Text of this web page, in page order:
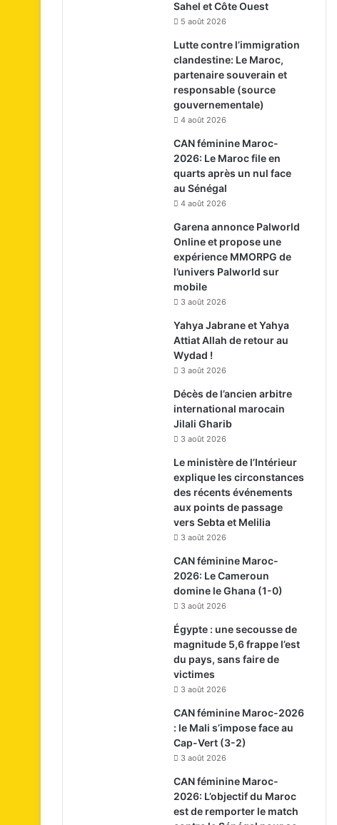
Sahel et Côte Ouest
5 août 2026
Lutte contre l’immigration
clandestine: Le Maroc,
partenaire souverain et
responsable (source
gouvernementale)
4 août 2026
CAN féminine Maroc-
2026: Le Maroc file en
quarts après un nul face
au Sénégal
4 août 2026
Garena annonce Palworld
Online et propose une
expérience MMORPG de
l’univers Palworld sur
mobile
3 août 2026
Yahya Jabrane et Yahya
Attiat Allah de retour au
Wydad !
3 août 2026
Décès de l’ancien arbitre
international marocain
Jilali Gharib
3 août 2026
Le ministère de l’Intérieur
explique les circonstances
des récents événements
aux points de passage
vers Sebta et Melilia
3 août 2026
CAN féminine Maroc-
2026: Le Cameroun
domine le Ghana (1-0)
3 août 2026
Égypte : une secousse de
magnitude 5,6 frappe l’est
du pays, sans faire de
victimes
3 août 2026
CAN féminine Maroc-2026
: le Mali s’impose face au
Cap-Vert (3-2)
3 août 2026
CAN féminine Maroc-
2026: L’objectif du Maroc
est de remporter le match